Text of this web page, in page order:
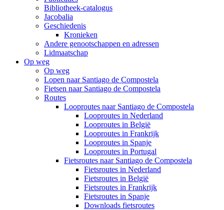
Bibliotheek-catalogus
Jacobalia
Geschiedenis
Kronieken
Andere genootschappen en adressen
Lidmaatschap
Op weg
Op weg
Lopen naar Santiago de Compostela
Fietsen naar Santiago de Compostela
Routes
Looproutes naar Santiago de Compostela
Looproutes in Nederland
Looproutes in België
Looproutes in Frankrijk
Looproutes in Spanje
Looproutes in Portugal
Fietsroutes naar Santiago de Compostela
Fietsroutes in Nederland
Fietsroutes in België
Fietsroutes in Frankrijk
Fietsroutes in Spanje
Downloads fietsroutes